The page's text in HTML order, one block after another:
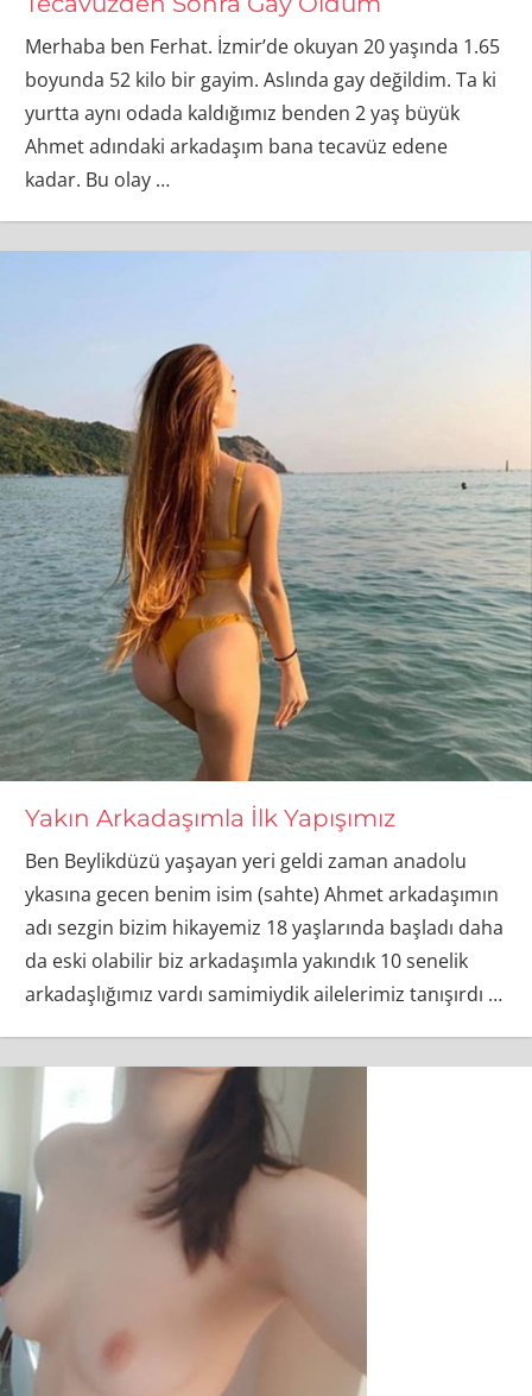
Merhaba ben Ferhat. İzmir’de okuyan 20 yaşında 1.65
boyunda 52 kilo bir gayim. Aslında gay değildim. Ta ki
yurtta aynı odada kaldığımız benden 2 yaş büyük
Ahmet adındaki arkadaşım bana tecavüz edene
kadar. Bu olay …
Yakın Arkadaşımla İlk Yapışımız
Ben Beylikdüzü yaşayan yeri geldi zaman anadolu
ykasına gecen benim isim (sahte) Ahmet arkadaşımın
adı sezgin bizim hikayemiz 18 yaşlarında başladı daha
da eski olabilir biz arkadaşımla yakındık 10 senelik
arkadaşlığımız vardı samimiydik ailelerimiz tanışırdı …